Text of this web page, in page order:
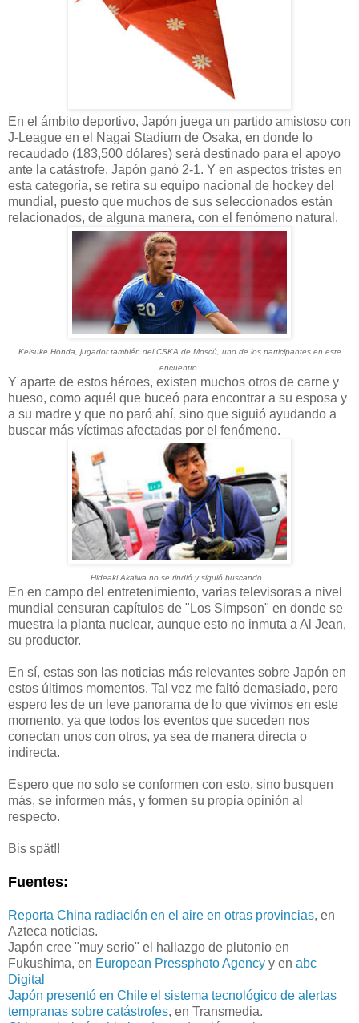
En el ámbito deportivo, Japón juega un partido amistoso con
J-League en el Nagai Stadium de Osaka, en donde lo
recaudado (183,500 dólares) será destinado para el apoyo
ante la catástrofe. Japón ganó 2-1. Y en aspectos tristes en
esta categoría, se retira su equipo nacional de hockey del
mundial, puesto que muchos de sus seleccionados están
relacionados, de alguna manera, con el fenómeno natural.
Keisuke Honda, jugador también del CSKA de Moscú, uno de los participantes en este
encuentro.
Y aparte de estos héroes, existen muchos otros de carne y
hueso, como aquél que buceó para encontrar a su esposa y
a su madre y que no paró ahí, sino que siguió ayudando a
buscar más víctimas afectadas por el fenómeno.
Hideaki Akaiwa no se rindió y siguió buscando...
En en campo del entretenimiento, varias televisoras a nivel
mundial censuran capítulos de "Los Simpson" en donde se
muestra la planta nuclear, aunque esto no inmuta a Al Jean,
su productor.
En sí, estas son las noticias más relevantes sobre Japón en
estos últimos momentos. Tal vez me faltó demasiado, pero
espero les de un leve panorama de lo que vivimos en este
momento, ya que todos los eventos que suceden nos
conectan unos con otros, ya sea de manera directa o
indirecta.
Espero que no solo se conformen con esto, sino busquen
más, se informen más, y formen su propia opinión al
respecto.
Bis spät!!
Fuentes:
Reporta China radiación en el aire en otras provincias, en
Azteca noticias.
Japón cree "muy serio" el hallazgo de plutonio en
Fukushima, en European Pressphoto Agency y en abc
Digital
Japón presentó en Chile el sistema tecnológico de alertas
tempranas sobre catástrofes, en Transmedia.